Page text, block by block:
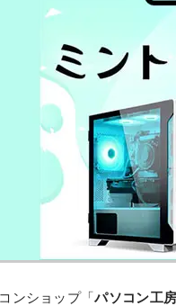
ンショップ「パソコン工房